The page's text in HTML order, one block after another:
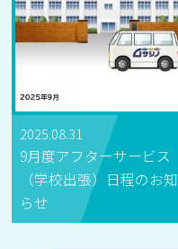
2025.08.31
9月度アフターサービス
（学校出張）日程のお知
らせ